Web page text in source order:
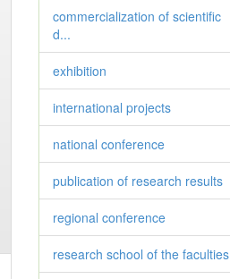
commercialization of scientific
d...
exhibition
international projects
national conference
publication of research results
regional conference
research school of the faculties